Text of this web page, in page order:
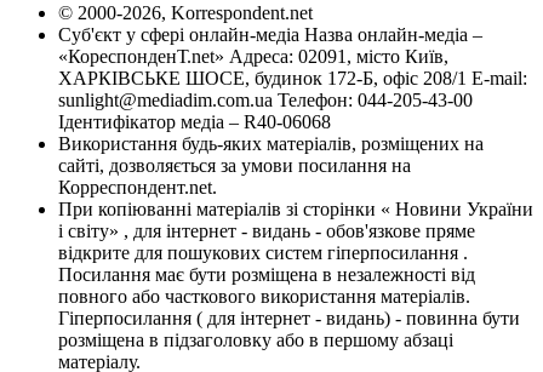
© 2000-2026, Korrespondent.net
Суб'єкт у сфері онлайн-медіа Назва онлайн-медіа –
«КореспонденТ.net» Адреса: 02091, місто Київ,
ХАРКІВСЬКЕ ШОСЕ, будинок 172-Б, офіс 208/1 E-mail:
sunlight@mediadim.com.ua Телефон: 044-205-43-00
Ідентифікатор медіа – R40-06068
Використання будь-яких матеріалів, розміщених на
сайті, дозволяється за умови посилання на
Корреспондент.net.
При копіюванні матеріалів зі сторінки « Новини України
і світу» , для інтернет - видань - обов'язкове пряме
відкрите для пошукових систем гіперпосилання .
Посилання має бути розміщена в незалежності від
повного або часткового використання матеріалів.
Гіперпосилання ( для інтернет - видань) - повинна бути
розміщена в підзаголовку або в першому абзаці
матеріалу.